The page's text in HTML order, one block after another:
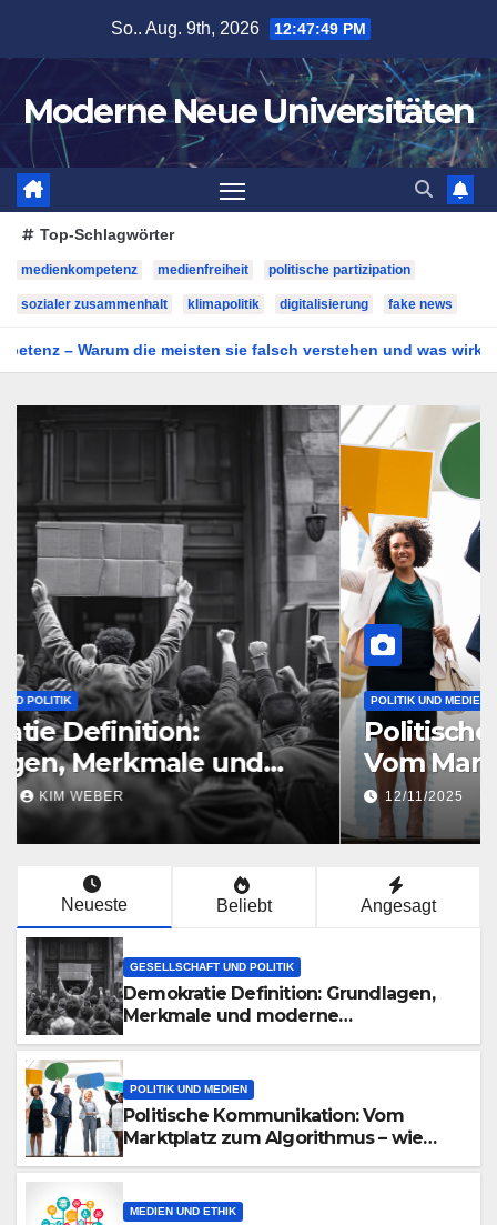
springen
So.. Aug. 9th, 2026 12:47:50 PM
Moderne Neue Universitäten
Top-Schlagwörter
medienkompetenz medienfreiheit politische partizipation
sozialer zusammenhalt klimapolitik digitalisierung fake news
meisten sie falsch verstehen und was wirklich zählt
GESELLSCHAFT UND POLITIK
Demokratie Definition:
Grundlagen, Merkmale und
moderne Herausforderungen
28/11/2025 KIM WEBER
Neueste Beliebt Angesagt
GESELLSCHAFT UND POLITIK
Demokratie Definition: Grundlagen,
Merkmale und moderne
POLITIK UND MEDIEN
Politische Kommunikation: Vom
Marktplatz zum Algorithmus – wie
MEDIEN UND ETHIK